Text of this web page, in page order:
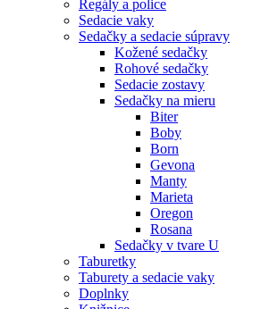
Regály a police
Sedacie vaky
Sedačky a sedacie súpravy
Kožené sedačky
Rohové sedačky
Sedacie zostavy
Sedačky na mieru
Biter
Boby
Born
Gevona
Manty
Marieta
Oregon
Rosana
Sedačky v tvare U
Taburetky
Taburety a sedacie vaky
Doplnky